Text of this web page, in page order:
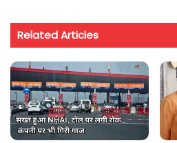
t
s
A
p
p
e
b
o
o
k
t
t
e
r
i
y
i
n
k
r
Related Articles